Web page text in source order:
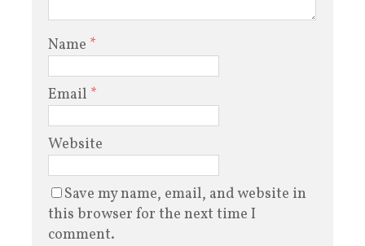
Name *
Email *
Website
Save my name, email, and website in
this browser for the next time I
comment.